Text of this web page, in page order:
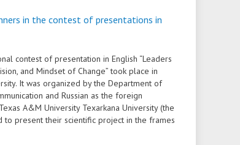
организация работников ФГБОУ ВО
университет»
• Центр тестирования
иностранных граждан ИвГУ
• Совет ректоров
победителей олимпиад
грантах
финансового просвещения ИвГУ
• Вакантные места для приёма
• Руководство
• Педагогический состав
in the contest of presentations in
contest of presentation in English “Leaders
and Mindset of Change” took place in
It was organized by the Department of
and Russian as the foreign
A&M University Texarkana University (the
to present their scientific project in the frames